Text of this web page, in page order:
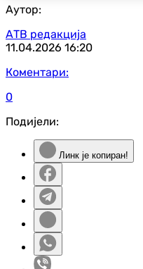
Аутор:
АТВ редакција
11.04.2026 16:20
Коментари:
0
Подијели:
Линк је копиран!